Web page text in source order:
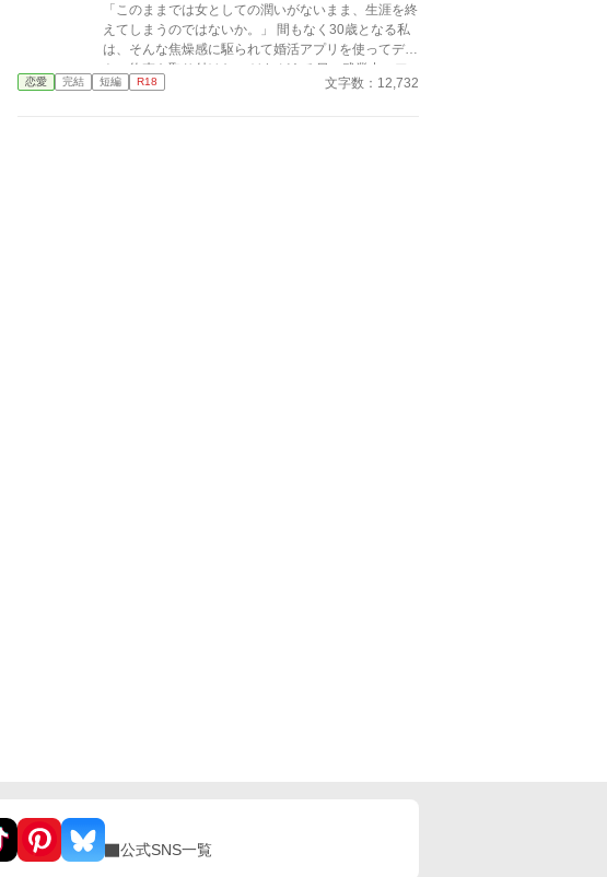
「このままでは女としての潤いがないまま、生涯を終
えてしまうのではないか。」 間もなく30歳となる私
は、そんな焦燥感に駆られて婚活アプリを使ってデー
トの約束を取り付けた。 けれどある日の残業中、ア
プリを操作しているところを会社の同僚の「鬼上官」
恋愛 完結 短編 R18 文字数：12,732
公式SNS一覧